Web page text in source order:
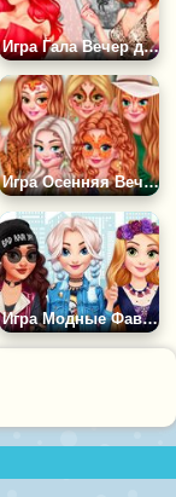
Игра Гала Вечер для 7 Принцесс
Игра Осенняя Вечеринка Принцесс
Игра Модные Фавориты Принцесс